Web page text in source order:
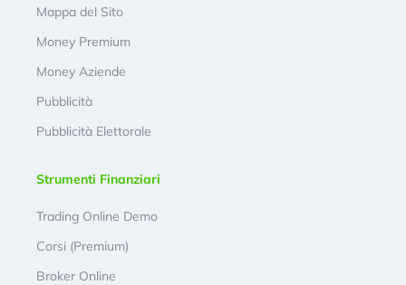
Mappa del Sito
Money Premium
Money Aziende
Pubblicità
Pubblicità Elettorale
Strumenti Finanziari
Trading Online Demo
Corsi (Premium)
Broker Online